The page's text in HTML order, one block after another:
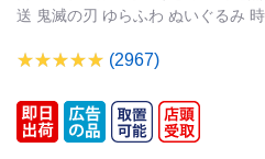
送 鬼滅の刃 ゆらふわ ぬいぐるみ
(2967)